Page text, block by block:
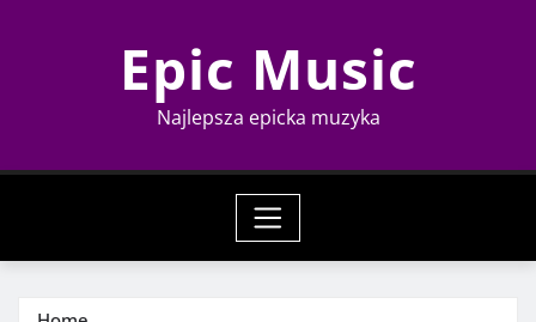
Epic Music
Najlepsza epicka muzyka